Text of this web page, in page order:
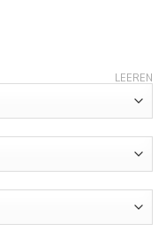
LEEREN